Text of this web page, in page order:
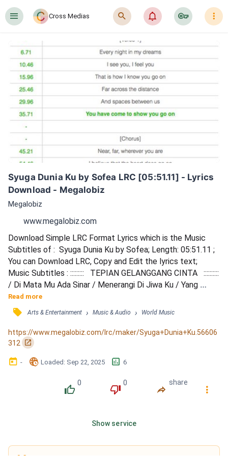
󰍜 Cross Medias 󰍉 󰂜 󰷖 󰇙
Syuga Dunia Ku by Sofea LRC [05:51.11] - Lyrics
Download - Megalobiz
Megalobiz
www.megalobiz.com
Download Simple LRC Format Lyrics which is the Music
Subtitles of :  Syuga Dunia Ku by Sofea; Length: 05:51.11 ;
You can Download LRC, Copy and Edit the lyrics text;
Music Subtitles : :::::::::   TEPIAN GELANGGANG CINTA   ::::::::::
/ Di Mata Mu Ada Sinar / Menerangi Di Jiwa Ku / Yang
Menanti Di Tepian / Gelanggang Cinta Hidup Ku / Harapan
Ku Kini Jelas / Dengan Suria Menyinari / Dalam Rindu Yang
Begini / Kesepian Tanpa Teman Jiwa / Terbakar Jiwa Yang
Begini / Kau Sendahkan Erti Cinta / Sedang A...
Read more
󰓹 Arts & Entertainment › Music & Audio › World Music
https://www.megalobiz.com/lrc/maker/Syuga+Dunia+Ku.56606
312
󰏌
󰃶 - 󱉊 Loaded: Sep 22, 2025 󱕎 6
󰔔
0
󰔒
0
󰤲
share
󰇙
Show service